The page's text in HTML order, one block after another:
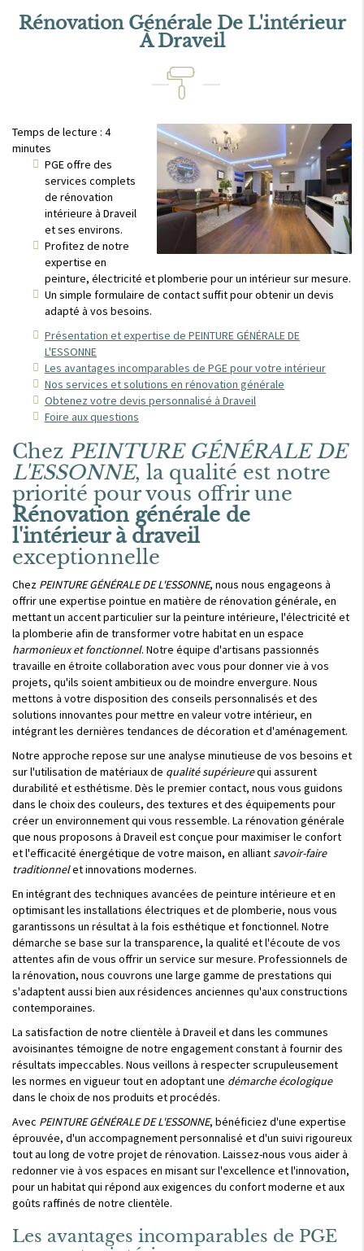
Rénovation Générale De L'intérieur
À Draveil
Temps de lecture : 4
minutes
PGE offre des
services complets
de rénovation
intérieure à Draveil
et ses environs.
Profitez de notre
expertise en
peinture, électricité et plomberie pour un intérieur sur mesure.
Un simple formulaire de contact suffit pour obtenir un devis
adapté à vos besoins.
Présentation et expertise de PEINTURE GÉNÉRALE DE
L'ESSONNE
Les avantages incomparables de PGE pour votre intérieur
Nos services et solutions en rénovation générale
Obtenez votre devis personnalisé à Draveil
Foire aux questions
Chez PEINTURE GÉNÉRALE DE
L'ESSONNE, la qualité est notre
priorité pour vous offrir une
Rénovation générale de
l'intérieur à draveil
exceptionnelle
Chez PEINTURE GÉNÉRALE DE L'ESSONNE, nous nous engageons à
offrir une expertise pointue en matière de rénovation générale, en
mettant un accent particulier sur la peinture intérieure, l'électricité et
la plomberie afin de transformer votre habitat en un espace
harmonieux et fonctionnel. Notre équipe d'artisans passionnés
travaille en étroite collaboration avec vous pour donner vie à vos
projets, qu'ils soient ambitieux ou de moindre envergure. Nous
mettons à votre disposition des conseils personnalisés et des
solutions innovantes pour mettre en valeur votre intérieur, en
intégrant les dernières tendances de décoration et d'aménagement.
Notre approche repose sur une analyse minutieuse de vos besoins et
sur l'utilisation de matériaux de qualité supérieurequi assurent
durabilité et esthétisme. Dès le premier contact, nous vous guidons
dans le choix des couleurs, des textures et des équipements pour
créer un environnement qui vous ressemble. La rénovation générale
que nous proposons à Draveil est conçue pour maximiser le confort
et l'efficacité énergétique de votre maison, en alliantsavoir-faire
traditionnelet innovations modernes.
En intégrant des techniques avancées de peinture intérieure et en
optimisant les installations électriques et de plomberie, nous vous
garantissons un résultat à la fois esthétique et fonctionnel. Notre
démarche se base sur la transparence, la qualité et l'écoute de vos
attentes afin de vous offrir un service sur mesure. Professionnels de
la rénovation, nous couvrons une large gamme de prestations qui
s'adaptent aussi bien aux résidences anciennes qu'aux constructions
contemporaines.
La satisfaction de notre clientèle à Draveil et dans les communes
avoisinantes témoigne de notre engagement constant à fournir des
résultats impeccables. Nous veillons à respecter scrupuleusement
les normes en vigueur tout en adoptant une démarche écologique
dans le choix de nos produits et procédés.
Avec PEINTURE GÉNÉRALE DE L'ESSONNE, bénéficiez d'une expertise
éprouvée, d'un accompagnement personnalisé et d'un suivi rigoureux
tout au long de votre projet de rénovation. Laissez-nous vous aider à
redonner vie à vos espaces en misant sur l'excellence et l'innovation,
pour un habitat qui répond aux exigences du confort moderne et aux
goûts raffinés de notre clientèle.
Les avantages incomparables de PGE